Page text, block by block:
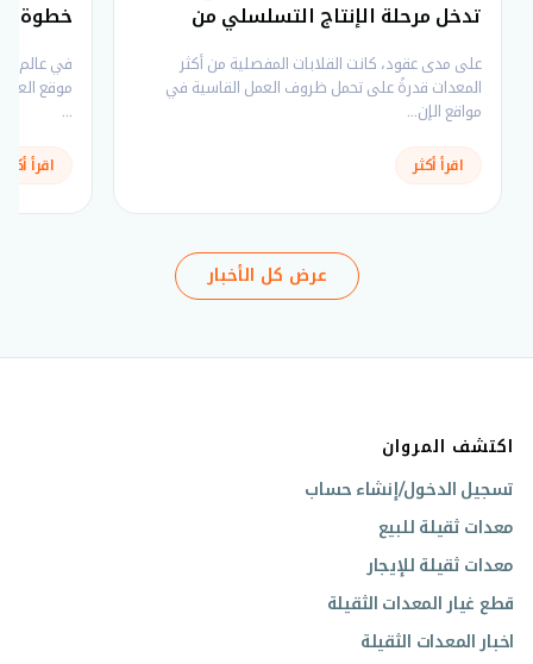
تدخل مرحلة الإنتاج التسلسلي من
على مدى عقود، كانت القلابات المفصلية من أكثر
المعدات قدرةً على تحمل ظروف العمل القاسية في
مواقع الإن...
اقرأ أكثر
خطوة
في عالم
موقع
...
اقرأ أكثر
عرض كل الأخبار
اكتشف المروان
تسجيل الدخول/إنشاء حساب
معدات ثقيلة للبيع
معدات ثقيلة للإيجار
قطع غيار المعدات الثقيلة
اخبار المعدات الثقيلة